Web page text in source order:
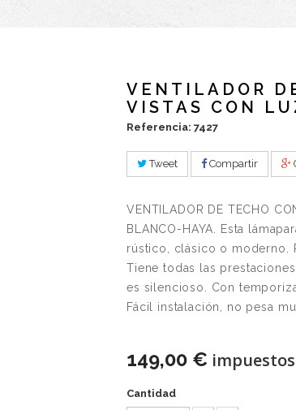
VENTILADOR
VISTAS CON
Referencia: 7427
Tweet Compartir
VENTILADOR DE TECHO
BLANCO-HAYA. Esta
rústico, clásico o moderno.
Tiene todas las
es silencioso. Con
Fácil instalación, no pesa
149,00 €
Cantidad